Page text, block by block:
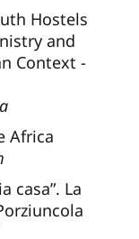
Hostels
and
Context -
Africa
casa”. La